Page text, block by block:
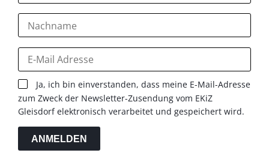
Ja, ich bin einverstanden, dass meine E-Mail-Adresse
zum Zweck der Newsletter-Zusendung vom EKiZ
Gleisdorf elektronisch verarbeitet und gespeichert wird.
ANMELDEN